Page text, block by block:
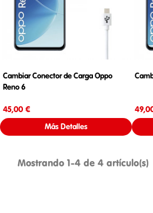
Cambiar Conector de Carga Oppo
Reno 6
45,00 €
Más Detalles
Mostrando 1-4 de 4 artículo(s)